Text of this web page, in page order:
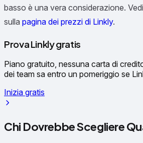
basso è una vera considerazione.
sulla pagina dei prezzi di Linkly.
Prova Linkly gratis
Piano gratuito, nessuna carta di
dei team sa entro un pomeriggio se
Inizia gratis
Chi Dovrebbe Scegliere